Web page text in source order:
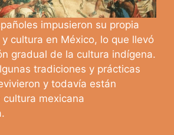
impusieron su propia
cultura en México, lo que llevó
gradual de la cultura indígena.
tradiciones y prácticas
y todavía están
mexicana